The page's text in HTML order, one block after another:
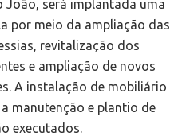
João, será implantada uma
por meio da ampliação das
revitalização dos
e ampliação de novos
A instalação de mobiliário
manutenção e plantio de
executados.